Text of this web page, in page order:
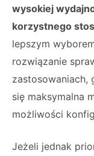
wysokiej
korzystnego
lepszym
rozwiązanie
zastosowaniach,
się maksymalna
możliwości
Jeżeli jednak